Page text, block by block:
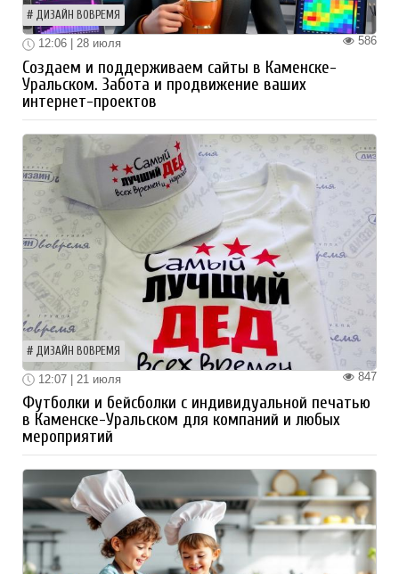
ДИЗАЙН ВОВРЕМЯ
586
12:06 | 28 июля
Создаем и поддерживаем сайты в Каменске-
Уральском. Забота и продвижение ваших
интернет-проектов
ДИЗАЙН ВОВРЕМЯ
847
12:07 | 21 июля
Футболки и бейсболки с индивидуальной печатью
в Каменске-Уральском для компаний и любых
мероприятий